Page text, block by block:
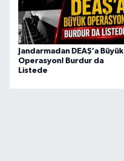
Jandarmadan DEAŞ’a Büyük
Operasyon! Burdur da
Listede